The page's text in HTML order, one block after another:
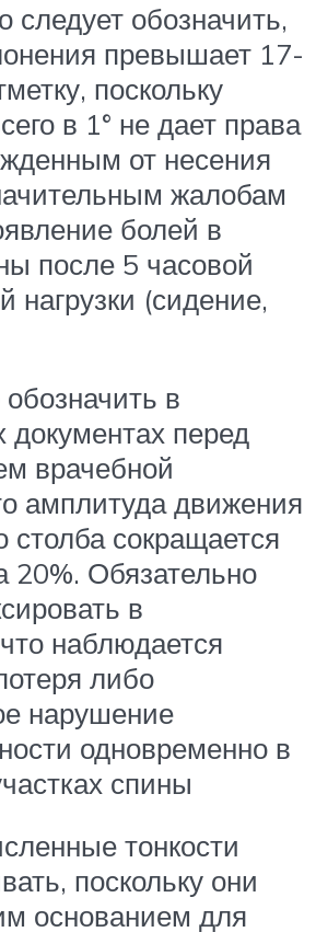
следует обозначить,
превышает 17-
поскольку
в 1° не дает права
от несения
жалобам
болей в
после 5 часовой
нагрузки (сидение,
в
документах перед
врачебной
амплитуда движения
столба сокращается
20%. Обязательно
в
наблюдается
либо
нарушение
одновременно в
спины
тонкости
поскольку они
основанием для